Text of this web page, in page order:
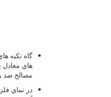
گاه تکیه
هاي معادل
مصالح ضد
در نماي